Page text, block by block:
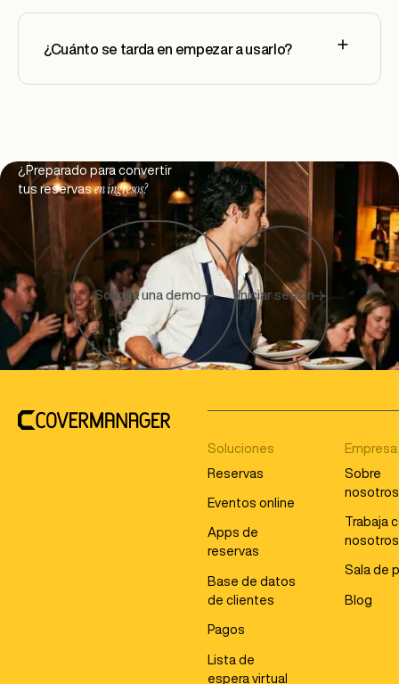
¿Cuánto se tarda en empezar a usarlo?
Footer
¿Preparado para convertir
tus reservasen ingresos?
Solicita una demo Iniciar sesión
Soluciones
Reservas
Eventos online
Apps de
reservas
Base de datos
de clientes
Pagos
Lista de
espera virtual
Empresa
Sobre
nosotros
Trabaja
nosotros
Sala de
Blog